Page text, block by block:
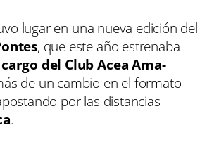
lugar en una nueva edición del
, que este año estrenaba
del Club Acea Ama-
de un cambio en el formato
por las distancias
.